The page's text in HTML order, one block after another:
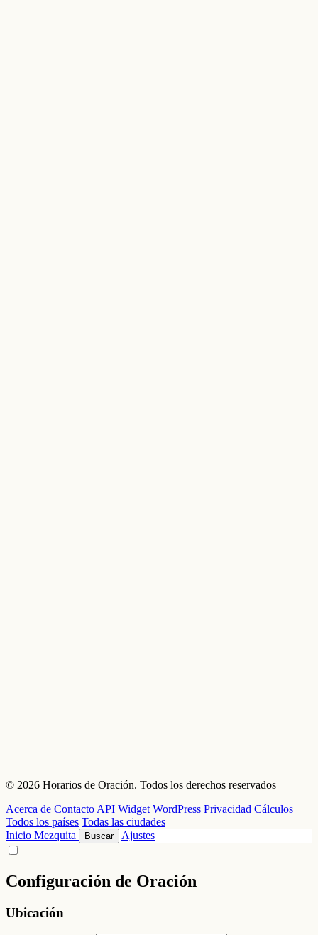
© 2026 Horarios de Oración. Todos los derechos reservados
Acerca de Contacto API Widget WordPress Privacidad Cálculos
Todos los países Todas las ciudades
Inicio Mezquita Buscar Ajustes
Configuración de Oración
Ubicación